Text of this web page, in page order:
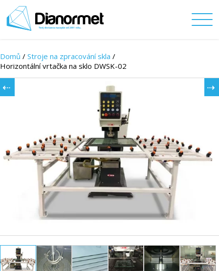
Domů / Stroje na zpracování skla /
Horizontální vrtačka na sklo DWSK-02